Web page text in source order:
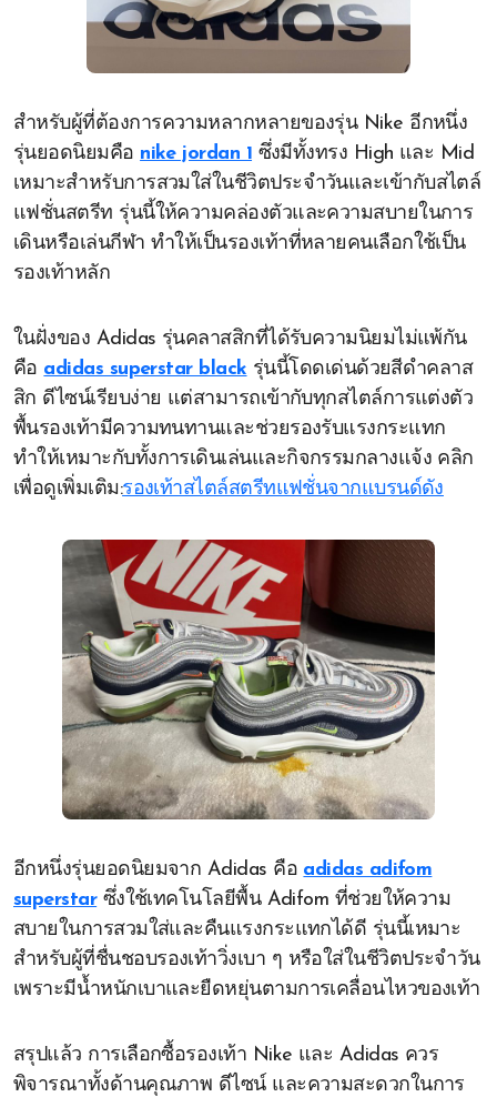
สำหรับผู้ที่ต้องการความหลากหลายของรุ่น Nike อีกหนึ่ง
รุ่นยอดนิยมคือ nike jordan 1 ซึ่งมีทั้งทรง High และ Mid
เหมาะสำหรับการสวมใส่ในชีวิตประจำวันและเข้ากับสไตล์
แฟชั่นสตรีท รุ่นนี้ให้ความคล่องตัวและความสบายในการ
เดินหรือเล่นกีฬา ทำให้เป็นรองเท้าที่หลายคนเลือกใช้เป็น
รองเท้าหลัก
ในฝั่งของ Adidas รุ่นคลาสสิกที่ได้รับความนิยมไม่แพ้กัน
คือ adidas superstar black รุ่นนี้โดดเด่นด้วยสีดำคลาส
สิก ดีไซน์เรียบง่าย แต่สามารถเข้ากับทุกสไตล์การแต่งตัว
พื้นรองเท้ามีความทนทานและช่วยรองรับแรงกระแทก
ทำให้เหมาะกับทั้งการเดินเล่นและกิจกรรมกลางแจ้ง คลิก
เพื่อดูเพิ่มเติม:รองเท้าสไตล์สตรีทแฟชั่นจากแบรนด์ดัง
อีกหนึ่งรุ่นยอดนิยมจาก Adidas คือ adidas adifom
superstarซึ่งใช้เทคโนโลยีพื้น Adifom ที่ช่วยให้ความ
สบายในการสวมใส่และคืนแรงกระแทกได้ดี รุ่นนี้เหมาะ
สำหรับผู้ที่ชื่นชอบรองเท้าวิ่งเบา ๆ หรือใส่ในชีวิตประจำวัน
เพราะมีน้ำหนักเบาและยืดหยุ่นตามการเคลื่อนไหวของเท้า
สรุปแล้ว การเลือกซื้อรองเท้า Nike และ Adidas ควร
พิจารณาทั้งด้านคุณภาพ ดีไซน์ และความสะดวกในการ